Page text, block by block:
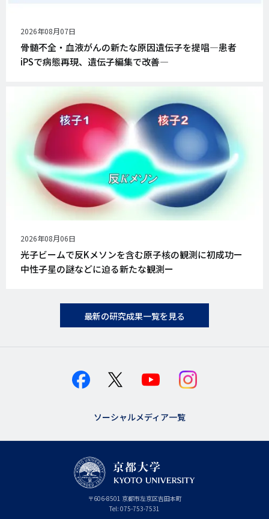
公
開
日
2026年08月07日
骨髄不全・血液がんの新たな原因遺伝子を提唱―患者
iPSで病態再現、遺伝子編集で改善―
公
開
日
2026年08月06日
光子ビームで反Kメソンを含む原子核の観測に初成功ー
中性子星の謎などに迫る新たな観測ー
最新の研究成果一覧を見る
ソーシャルメディア一覧
〒606-8501 京
都
府
京都市左京区吉田本町
Tel: 075-753-7531